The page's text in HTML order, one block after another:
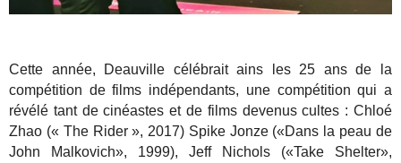
Cette année, Deauville célébrait ains les 25 ans de la
compétition de films indépendants, une compétition qui a
révélé tant de cinéastes et de films devenus cultes : Chloé
Zhao (« The Rider », 2017) Spike Jonze («Dans la peau de
John Malkovich», 1999), Jeff Nichols («Take Shelter»,